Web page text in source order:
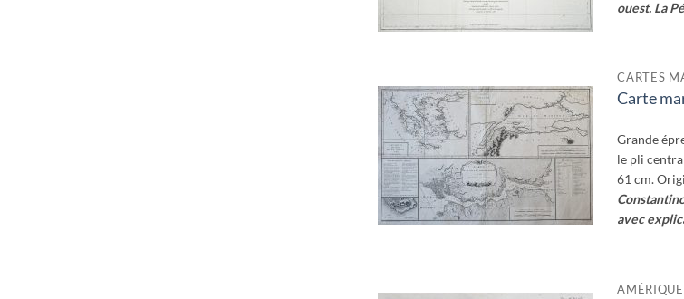
ouest. La
Ajouter
à la
wishlist
CARTES
Carte
Grande
le pli
61 cm.
avec